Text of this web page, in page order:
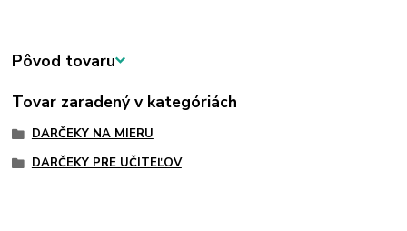
Pôvod tovaru
Tovar zaradený v kategóriách
DARČEKY NA MIERU
DARČEKY PRE UČITEĽOV